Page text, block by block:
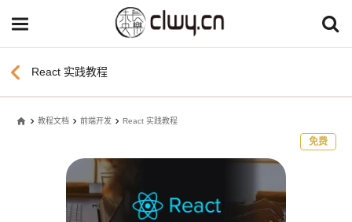
chevron_left React 实践教程
home 教程文档 前端开发 React 实践教程
免费